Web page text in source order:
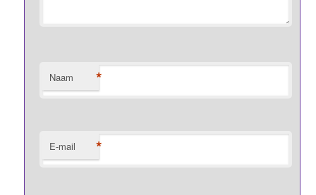
Naam *
E-mail *